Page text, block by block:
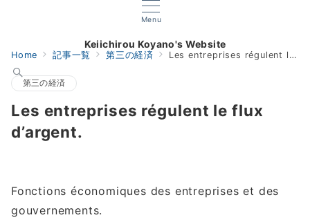
Menu
Keiichirou Koyano's Website
Home 記事一覧 第三の経済 Les entreprises régulent le flux d’argent.
第三の経済
Les entreprises régulent le flux
d’argent.
Fonctions économiques des entreprises et des
gouvernements.